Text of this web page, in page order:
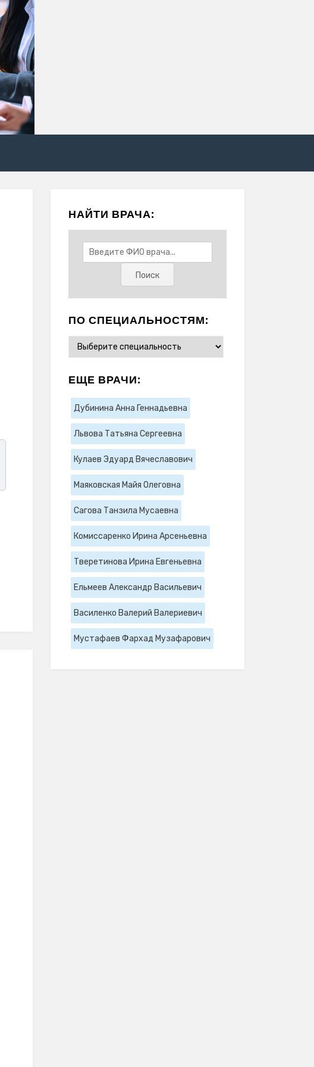
НАЙТИ ВРАЧА:
ПО СПЕЦИАЛЬНОСТЯМ:
ЕЩЕ ВРАЧИ:
Дубинина Анна Геннадьевна
Львова Татьяна Сергеевна
Кулаев Эдуард Вячеславович
Маяковская Майя Олеговна
Сагова Танзила Мусаевна
Комиссаренко Ирина Арсеньевна
Тверетинова Ирина Евгеньевна
Ельмеев Александр Васильевич
Василенко Валерий Валериевич
Мустафаев Фархад Музафарович